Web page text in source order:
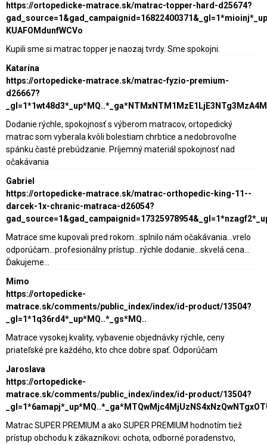
https://ortopedicke-matrace.sk/matrac-topper-hard-d25674?
KUAFOMdunfWCVo
Kupili sme si matrac topper je naozaj tvrdy. Sme spokojni.
Katarína
https://ortopedicke-matrace.sk/matrac-fyzio-premium-
d26667?
Dodanie rýchle, spokojnosť s výberom matracov, ortopedický
matrac som vyberala kvôli bolestiam chrbtice a nedobrovoľne
spánku časté prebúdzanie. Príjemný materiál spokojnosť nad
očakávania
Gabriel
https://ortopedicke-matrace.sk/matrac-orthopedic-king-11--
darcek-1x-chranic-matraca-d26054?
Matrace sme kupovali pred rokom...splnilo nám očakávania...vrelo
odporúčam...profesionálny prístup...rýchle dodanie...skvelá cena...
Ďakujeme...
Mimo
https://ortopedicke-
matrace.sk/comments/public_index/index/id-product/13504?
_gl=1*1q36rd4*_up*MQ..*_gs*MQ..
Matrace vysokej kvality, vybavenie objednávky rýchle, ceny
priateľské pre každého, kto chce dobre spať. Odporúčam
Jaroslava
https://ortopedicke-
matrace.sk/comments/public_index/index/id-product/13504?
Matrac SUPER PREMIUM a ako SUPER PREMIUM hodnotím tiež
prístup obchodu k zákazníkovi: ochota, odborné poradenstvo,